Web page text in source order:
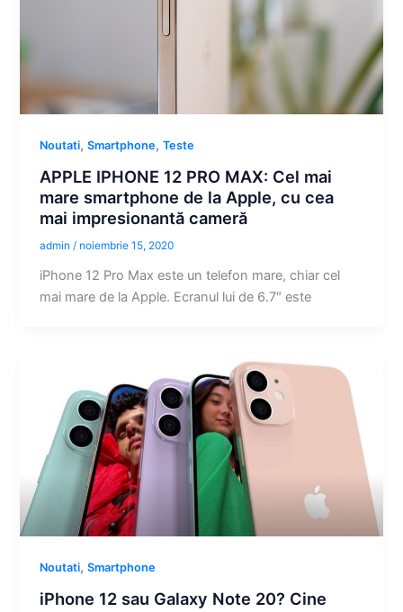
Noutati,Smartphone,Teste
APPLE IPHONE 12 PRO MAX: Cel mai
mare smartphone de la Apple, cu cea
mai impresionantă cameră
admin / noiembrie 15, 2020
iPhone 12 Pro Max este un telefon mare, chiar cel
mai mare de la Apple. Ecranul lui de 6.7″ este
Noutati,Smartphone
iPhone 12 sau Galaxy Note 20? Cine